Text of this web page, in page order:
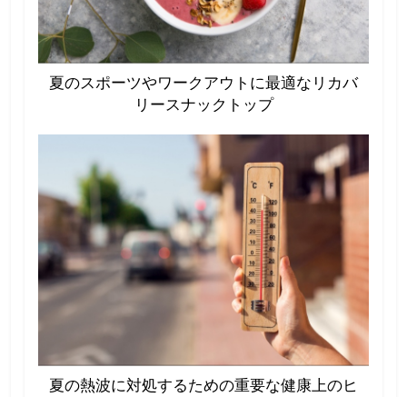
夏のスポーツやワークアウトに最適なリカバ
リースナックトップ
夏の熱波に対処するための重要な健康上のヒ